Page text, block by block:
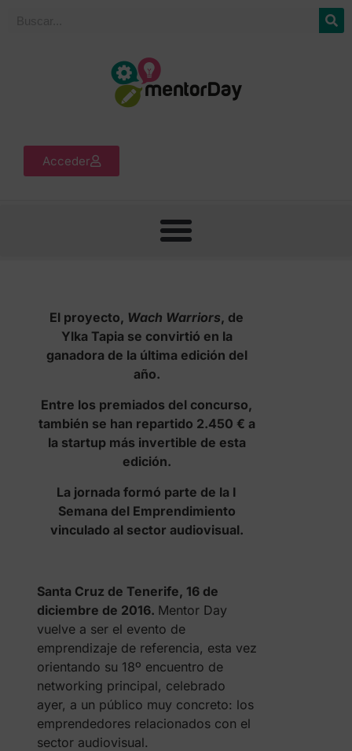
Acceder
El proyecto, Wach Warriors, de
Ylka Tapia se convirtió en la
ganadora de la última edición del
año.
Entre los premiados del concurso,
también se han repartido 2.450 € a
la startup más invertible de esta
edición.
La jornada formó parte de la I
Semana del Emprendimiento
vinculado al sector audiovisual.
Santa Cruz de Tenerife, 16 de
diciembre de 2016. Mentor Day
vuelve a ser el evento de
emprendizaje de referencia, esta vez
orientando su 18º encuentro de
networking principal, celebrado
ayer, a un público muy concreto: los
emprendedores relacionados con el
sector audiovisual.